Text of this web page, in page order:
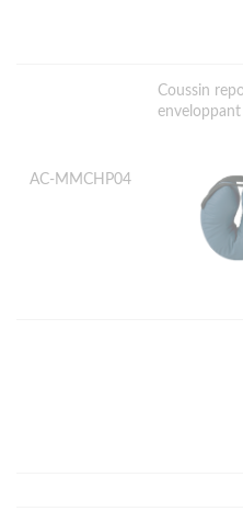
AC-MMCHP04
Coussin
enveloppant